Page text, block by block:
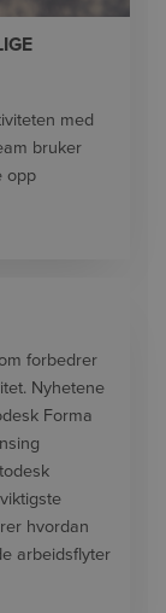
med
bruker
opp
forbedrer
Nyhetene
Forma
hvordan
arbeidsflyter